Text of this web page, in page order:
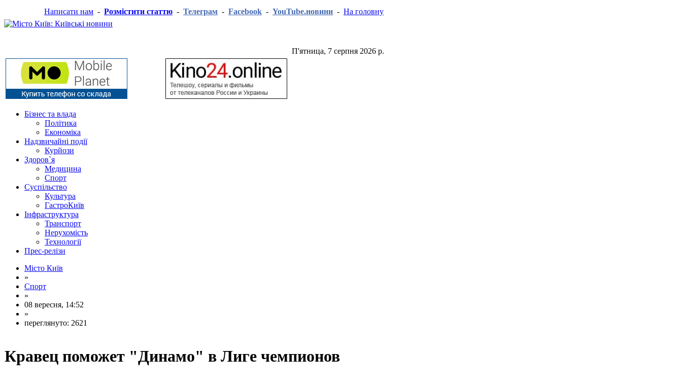
Написати нам - Розмістити статтю - Телеграм - Facebook - YouTube.новини - На головну
П'ятница, 7 серпня 2026 р.
Бізнес та влада
Політика
Економіка
Надзвичайні події
Курйози
Здоров`я
Медицина
Спорт
Суспільство
Культура
ГастроКиїв
Інфраструктура
Транспорт
Нерухомість
Технології
Прес-релізи
Місто Київ
»
Спорт
»
08 вересня, 14:52
»
переглянуто: 2621
Кравец поможет "Динамо" в Лиге чемпионов